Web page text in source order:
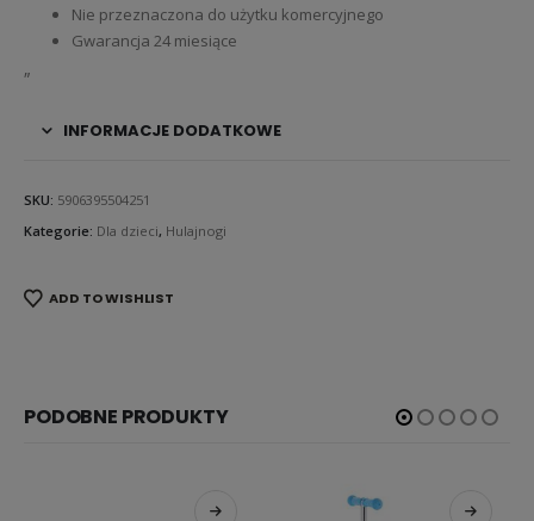
Nie przeznaczona do użytku komercyjnego
Gwarancja 24 miesiące
„
INFORMACJE DODATKOWE
SKU: 5906395504251
Kategorie: Dla dzieci, Hulajnogi
ADD TO WISHLIST
PODOBNE PRODUKTY